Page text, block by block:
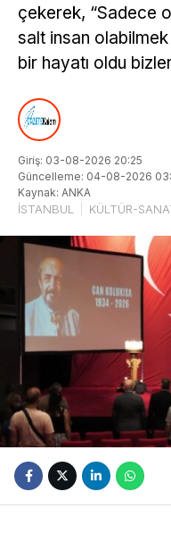
çekerek, “Sadece
salt insan
bir hayatı oldu
Giriş: 03-08-2026 20:25
Güncelleme: 04-08-2026
Kaynak: ANKA
İSTANBUL KÜLTÜR-